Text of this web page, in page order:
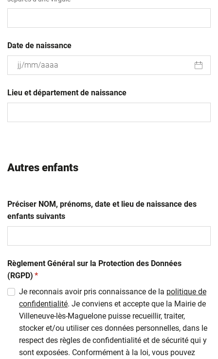
Date de naissance
slash
MM
Lieu et département de naissance
Autres enfants
Préciser NOM, prénoms, date et lieu de naissance des
enfants suivants
Règlement Général sur la Protection des Données
(RGPD) (obligatoire)
*
Je reconnais avoir pris connaissance de la politique de
confidentialité. Je conviens et accepte que la Mairie de
Villeneuve-lès-Maguelone puisse recueillir, traiter,
stocker et/ou utiliser ces données personnelles, dans le
respect des règles de confidentialité et de sécurité qui y
sont exposées. Conformément à la loi, vous pouvez